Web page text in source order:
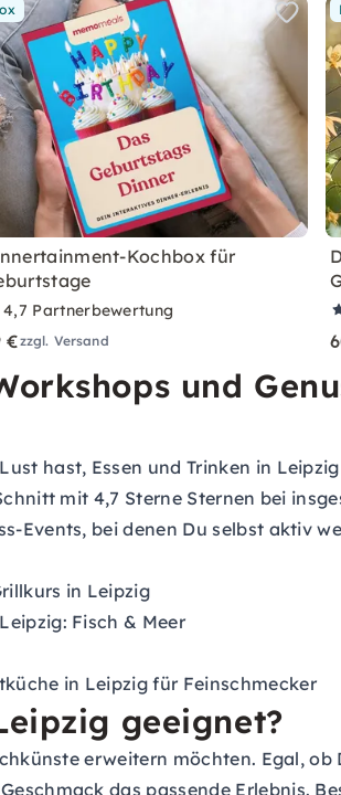
Kochbox für
4,7 Partnerbewertung
€zzgl. Versand
und
hast, Essen und Trinken in
mit 4,7 Sterne Sternen bei
Events, bei denen Du selbst aktiv
in Leipzig
Fisch & Meer
in Leipzig für Feinschmecker
geeignet?
erweitern möchten. Egal,
das passende Erlebnis.